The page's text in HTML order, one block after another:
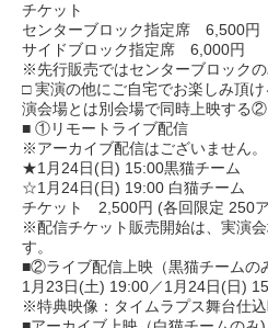
チケット
センターブロック指定席 6,500円
サイドブロック指定席 6,000円
※先行販売ではセンターブロックの
□ 実演の他にご自宅でお楽しみ頂
演会場とは別会場で同時上映する②
■ ①リモートライブ配信
※アーカイブ配信はございません。
★1月24日(日) 15:00黒猫チーム
☆1月24日(日) 19:00 白猫チーム
チケット 2,500円 (各回限定 250
※配信チケット販売開始は、実演
す。
■②ライブ配信上映（黒猫チームの
1月23日(土) 19:00／1月24日(日)
※特典映像：タイムラプス舞台仕